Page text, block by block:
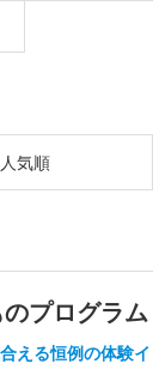
人気順
プログラム
える恒例の体験イ